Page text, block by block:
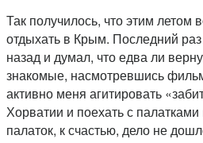
Так получилось, что этим летом
отдыхать в Крым. Последний
назад и думал, что едва ли
знакомые, насмотревшись
активно меня агитировать
Хорватии и поехать с
палаток, к счастью, дело не